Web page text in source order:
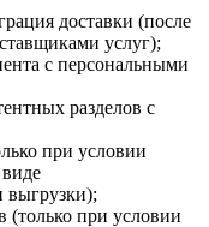
доставки (после
услуг);
с персональными
разделов с
при условии
выгрузки);
(только при условии